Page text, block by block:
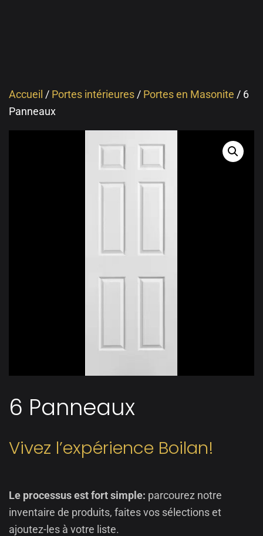
Accueil / Portes intérieures / Portes en Masonite / 6
Panneaux
6 Panneaux
Vivez l’expérience Boilan!
Le processus est fort simple: parcourez notre
inventaire de produits, faites vos sélections et
ajoutez-les à votre liste.